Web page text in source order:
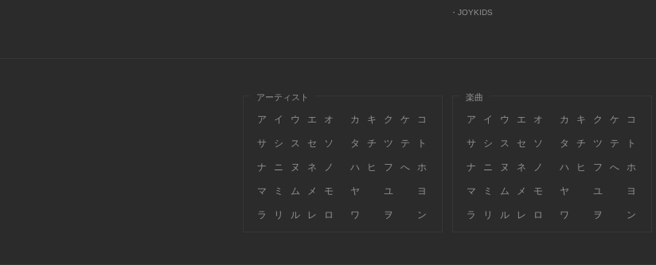
・JOYKIDS
アーティスト
ア イ ウ エ オ カ キ ク ケ コ
サ シ ス セ ソ タ チ ツ テ ト
ナ ニ ヌ ネ ノ ハ ヒ フ へ ホ
マ ミ ム メ モ ヤ ユ ヨ
ラ リ ル レ ロ ワ ヲ ン
楽曲
ア イ ウ エ オ カ キ ク ケ コ
サ シ ス セ ソ タ チ ツ テ ト
ナ ニ ヌ ネ ノ ハ ヒ フ へ ホ
マ ミ ム メ モ ヤ ユ ヨ
ラ リ ル レ ロ ワ ヲ ン